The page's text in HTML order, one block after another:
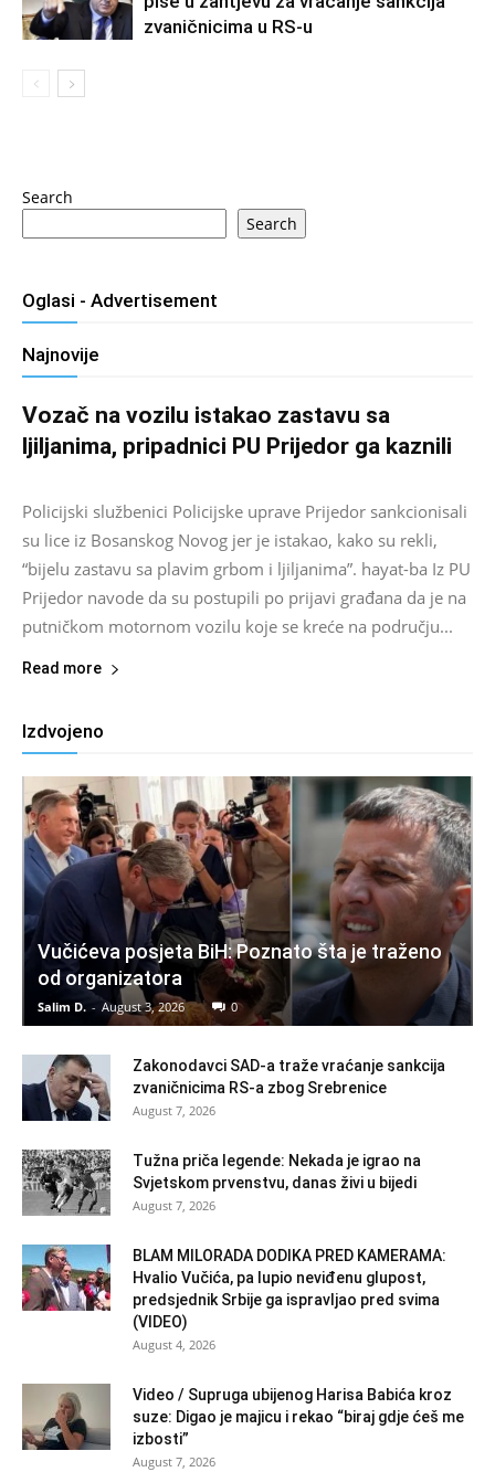
zvaničnicima u RS-u
Search
Search
Oglasi - Advertisement
Najnovije
Vozač na vozilu istakao zastavu sa
ljiljanima, pripadnici PU Prijedor ga kaznili
Salim D. - August 7, 2026
Policijski službenici Policijske uprave Prijedor sankcionisali
su lice iz Bosanskog Novog jer je istakao, kako su rekli,
“bijelu zastavu sa plavim grbom i ljiljanima”. hayat-ba Iz PU
Prijedor navode da su postupili po prijavi građana da je na
putničkom motornom vozilu koje se kreće na području...
Read more
Izdvojeno
Vučićeva posjeta BiH: Poznato šta je traženo
od organizatora
Salim D. - August 3, 2026 0
Zakonodavci SAD-a traže vraćanje sankcija
zvaničnicima RS-a zbog Srebrenice
August 7, 2026
Tužna priča legende: Nekada je igrao na
Svjetskom prvenstvu, danas živi u bijedi
August 7, 2026
BLAM MILORADA DODIKA PRED KAMERAMA:
Hvalio Vučića, pa lupio neviđenu glupost,
predsjednik Srbije ga ispravljao pred svima
(VIDEO)
August 4, 2026
Video / Supruga ubijenog Harisa Babića kroz
suze: Digao je majicu i rekao “biraj gdje ćeš me
izbosti”
August 7, 2026